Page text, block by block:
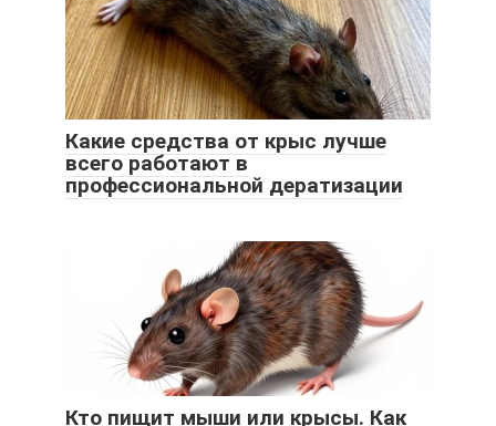
Какие средства от крыс лучше
всего работают в
профессиональной дератизации
Кто пищит мыши или крысы. Как